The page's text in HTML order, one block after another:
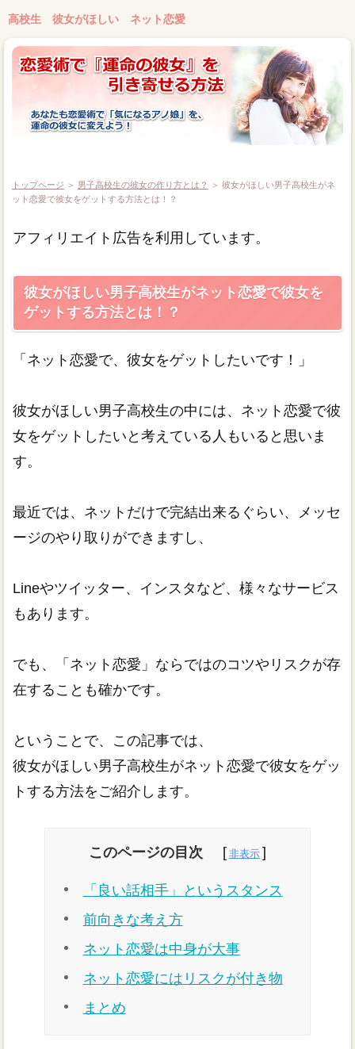
高校生 彼女がほしい ネット恋愛
トップページ ＞ 男子高校生の彼女の作り方とは？
＞ 彼女がほしい男子高校生がネ
ット恋愛で彼女をゲットする方法とは！？
アフィリエイト広告を利用しています。
彼女がほしい男子高校生がネット恋愛で彼女を
ゲットする方法とは！？
「ネット恋愛で、彼女をゲットしたいです！」
彼女がほしい男子高校生の中には、ネット恋愛で彼
女をゲットしたいと考えている人もいると思いま
す。
最近では、ネットだけで完結出来るぐらい、メッセ
ージのやり取りができますし、
Lineやツイッター、インスタなど、様々なサービス
もあります。
でも、「ネット恋愛」ならではのコツやリスクが存
在することも確かです。
ということで、この記事では、
彼女がほしい男子高校生がネット恋愛で彼女をゲッ
トする方法をご紹介します。
このページの目次
「良い話相手」というスタンス
前向きな考え方
ネット恋愛は中身が大事
ネット恋愛にはリスクが付き物
まとめ